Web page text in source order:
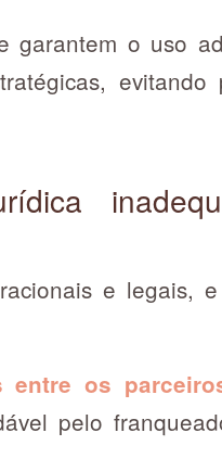
garantem o uso
evitando
e legais,
entre os
pelo